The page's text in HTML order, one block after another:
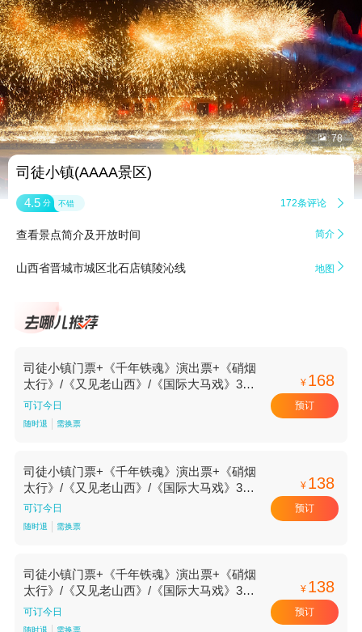
 78
司徒小镇(AAAA景区)
4.5 分 不错 172条评论 
查看景点简介及开放时间 简介 
山西省晋城市城区北石店镇陵沁线 地图 
司徒小镇门票+《千年铁魂》演出票+《硝烟
太行》/《又见老山西》/《国际大马戏》3选
1成人票-标准价
可订今日
随时退 需换票
¥ 168
预订
司徒小镇门票+《千年铁魂》演出票+《硝烟
太行》/《又见老山西》/《国际大马戏》3选
1优待票(儿童/学生/残疾人等)-标准价
可订今日
随时退 需换票
¥ 138
预订
司徒小镇门票+《千年铁魂》演出票+《硝烟
太行》/《又见老山西》/《国际大马戏》3选
1儿童票-标准价
可订今日
随时退 需换票
¥ 138
预订
